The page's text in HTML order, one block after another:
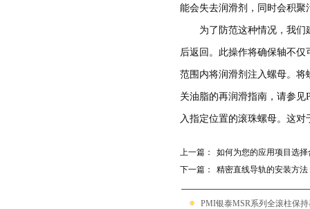
能会失去润滑剂，同时会积
为了防范这种情况，我们
后返回。此操作将确保轴不
范围内将润滑剂注入螺母。
关油脂的再润滑指南，请参
入指定位置的滚珠螺母。这
上一篇：
如何为您的应用项目选
下一篇：
精密直线导轨的安装方法
PMI银泰MSR系列全滚柱保